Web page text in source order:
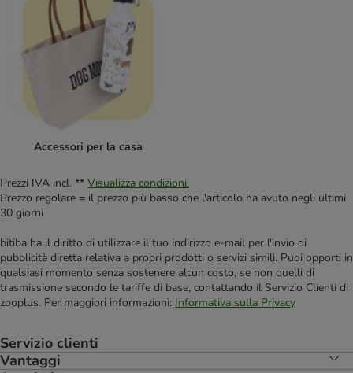
Accessori per la casa
Prezzi IVA incl. ** Visualizza condizioni.
Prezzo regolare = il prezzo più basso che l'articolo ha avuto negli ultimi
30 giorni
bitiba ha il diritto di utilizzare il tuo indirizzo e-mail per l'invio di
pubblicità diretta relativa a propri prodotti o servizi simili. Puoi opporti in
qualsiasi momento senza sostenere alcun costo, se non quelli di
trasmissione secondo le tariffe di base, contattando il Servizio Clienti di
zooplus. Per maggiori informazioni: Informativa sulla Privacy
Servizio clienti
Vantaggi